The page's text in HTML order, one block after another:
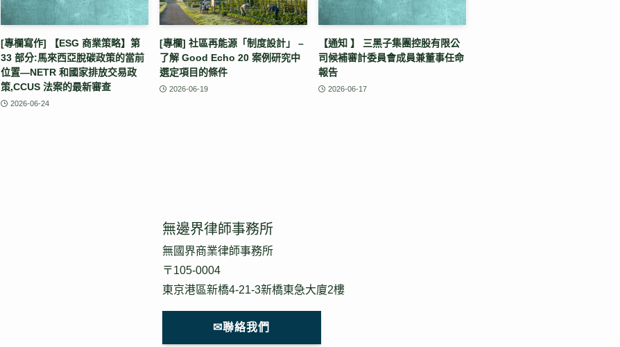
[專欄寫作] 【ESG 商業策略】第
33 部分:馬來西亞脫碳政策的當前
位置—NETR 和國家排放交易政
策,CCUS 法案的最新審查
2026-06-24
[專欄] 社區再能源「制度設計」 –
了解 Good Echo 20 案例研究中
選定項目的條件
2026-06-19
【通知 】 三黑子集團控股有限公
司候補審計委員會成員兼董事任命
報告
2026-06-17
無邊界律師事務所
無國界商業律師事務所
〒105-0004
東京港區新橋4-21-3新橋東急大廈2樓
✉聯絡我們